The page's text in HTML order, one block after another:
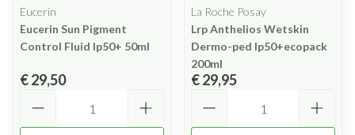
Eucerin
Eucerin Sun Pigment
Control Fluid Ip50+ 50ml
€ 29,50
La Roche Posay
Lrp Anthelios Wetskin
Dermo-ped Ip50+ecopack
200ml
€ 29,95